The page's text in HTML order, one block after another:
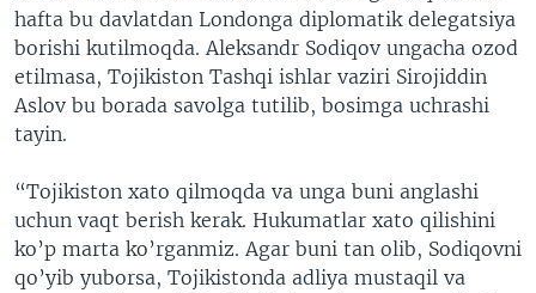
hafta bu davlatdan Londonga diplomatik delegatsiya
borishi kutilmoqda. Aleksandr Sodiqov ungacha ozod
etilmasa, Tojikiston Tashqi ishlar vaziri Sirojiddin
Aslov bu borada savolga tutilib, bosimga uchrashi
tayin.
“Tojikiston xato qilmoqda va unga buni anglashi
uchun vaqt berish kerak. Hukumatlar xato qilishini
ko’p marta ko’rganmiz. Agar buni tan olib, Sodiqovni
qo’yib yuborsa, Tojikistonda adliya mustaqil va